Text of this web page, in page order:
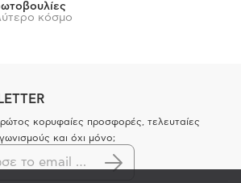
κόσμο
κορυφαίες προσφορές, τελευταίες
και όχι μόνο;